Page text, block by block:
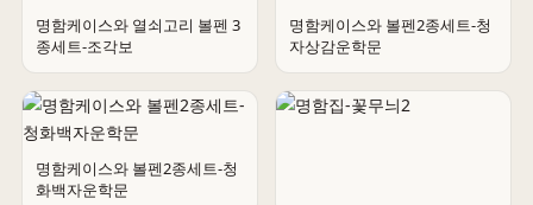
명함케이스와 열쇠고리 볼펜 3
종세트-조각보
명함케이스와 볼펜2종세트-청
자상감운학문
명함케이스와 볼펜2종세트-청
화백자운학문